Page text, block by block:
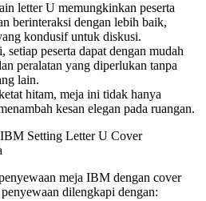
letter U memungkinkan peserta
berinteraksi dengan lebih baik,
kondusif untuk diskusi.
peserta dapat dengan mudah
peralatan yang diperlukan tanpa
lain.
hitam, meja ini tidak hanya
kesan elegan pada ruangan.
meja IBM dengan cover
dilengkapi dengan: